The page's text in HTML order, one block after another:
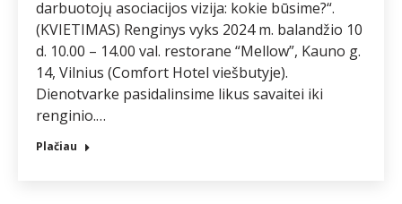
darbuotojų asociacijos vizija: kokie būsime?“.
(KVIETIMAS) Renginys vyks 2024 m. balandžio 10
d. 10.00 – 14.00 val. restorane “Mellow”, Kauno g.
14, Vilnius (Comfort Hotel viešbutyje).
Dienotvarke pasidalinsime likus savaitei iki
renginio.…
Plačiau